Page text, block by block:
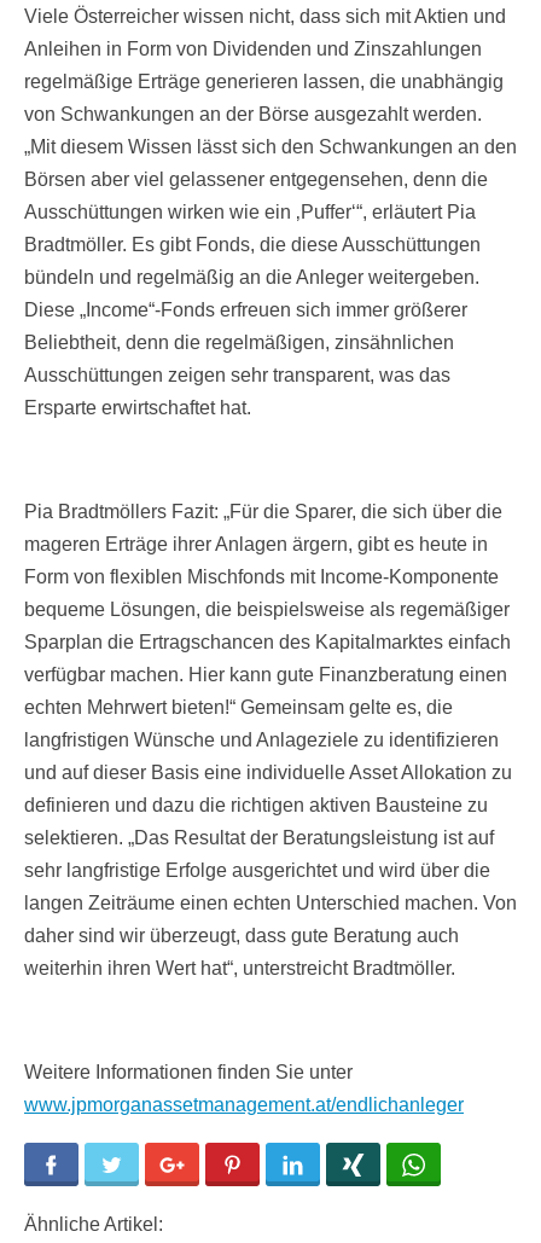
Viele Österreicher wissen nicht, dass sich mit Aktien und
Anleihen in Form von Dividenden und Zinszahlungen
regelmäßige Erträge generieren lassen, die unabhängig
von Schwankungen an der Börse ausgezahlt werden.
„Mit diesem Wissen lässt sich den Schwankungen an den
Börsen aber viel gelassener entgegensehen, denn die
Ausschüttungen wirken wie ein ‚Puffer‘“, erläutert Pia
Bradtmöller. Es gibt Fonds, die diese Ausschüttungen
bündeln und regelmäßig an die Anleger weitergeben.
Diese „Income“-Fonds erfreuen sich immer größerer
Beliebtheit, denn die regelmäßigen, zinsähnlichen
Ausschüttungen zeigen sehr transparent, was das
Ersparte erwirtschaftet hat.
Pia Bradtmöllers Fazit: „Für die Sparer, die sich über die
mageren Erträge ihrer Anlagen ärgern, gibt es heute in
Form von flexiblen Mischfonds mit Income-Komponente
bequeme Lösungen, die beispielsweise als regemäßiger
Sparplan die Ertragschancen des Kapitalmarktes einfach
verfügbar machen. Hier kann gute Finanzberatung einen
echten Mehrwert bieten!“ Gemeinsam gelte es, die
langfristigen Wünsche und Anlageziele zu identifizieren
und auf dieser Basis eine individuelle Asset Allokation zu
definieren und dazu die richtigen aktiven Bausteine zu
selektieren. „Das Resultat der Beratungsleistung ist auf
sehr langfristige Erfolge ausgerichtet und wird über die
langen Zeiträume einen echten Unterschied machen. Von
daher sind wir überzeugt, dass gute Beratung auch
weiterhin ihren Wert hat“, unterstreicht Bradtmöller.
Weitere Informationen finden Sie unter
www.jpmorganassetmanagement.at/endlichanleger
Facebook Twitter Google+ Pinterest LinkedIn
Ähnliche Artikel: